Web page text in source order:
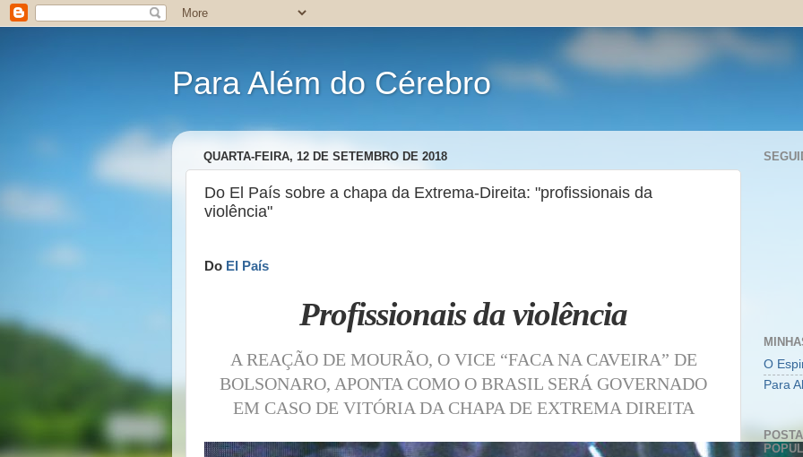
Para Além do Cérebro
QUARTA-FEIRA, 12 DE SETEMBRO DE 2018
Do El País sobre a chapa da Extrema-Direita: "profissionais da
violência"
Do El País
Profissionais da violência
A REAÇÃO DE MOURÃO, O VICE “FACA NA CAVEIRA” DE
BOLSONARO, APONTA COMO O BRASIL SERÁ GOVERNADO
EM CASO DE VITÓRIA DA CHAPA DE EXTREMA DIREITA
O
Para